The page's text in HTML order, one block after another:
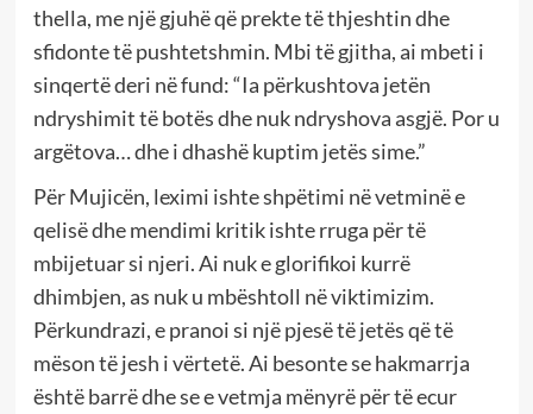
thella, me një gjuhë që prekte të thjeshtin dhe
sfidonte të pushtetshmin. Mbi të gjitha, ai mbeti i
sinqertë deri në fund: “Ia përkushtova jetën
ndryshimit të botës dhe nuk ndryshova asgjë. Por u
argëtova… dhe i dhashë kuptim jetës sime.”
Për Mujicën, leximi ishte shpëtimi në vetminë e
qelisë dhe mendimi kritik ishte rruga për të
mbijetuar si njeri. Ai nuk e glorifikoi kurrë
dhimbjen, as nuk u mbështoll në viktimizim.
Përkundrazi, e pranoi si një pjesë të jetës që të
mëson të jesh i vërtetë. Ai besonte se hakmarrja
është barrë dhe se e vetmja mënyrë për të ecur